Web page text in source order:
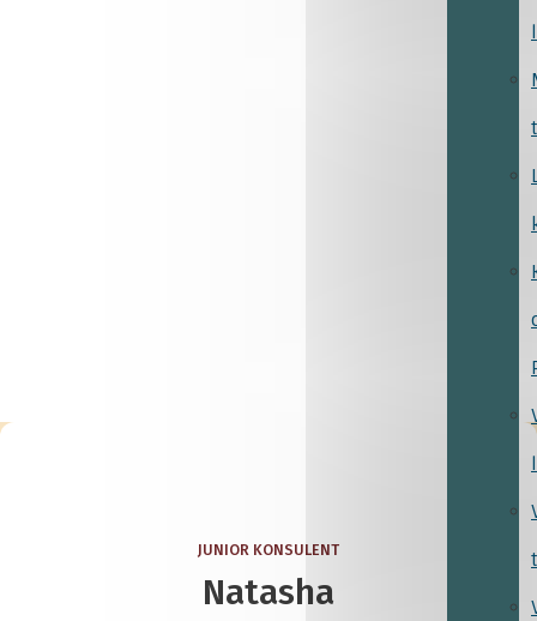
JUNIOR KONSULENT
Natasha